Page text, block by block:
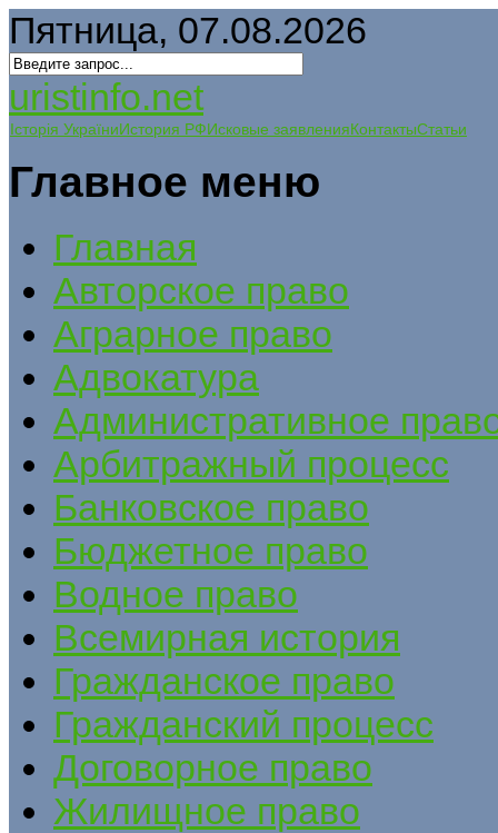
Пятница, 07.08.2026
uristinfo.net
Історія УкраїниИстория РФИсковые заявленияКонтактыСтатьи
Главное меню
Главная
Авторское право
Аграрное право
Адвокатура
Административное
Арбитражный процесс
Банковское право
Бюджетное право
Водное право
Всемирная история
Гражданское право
Гражданский процесс
Договорное право
Жилищное право